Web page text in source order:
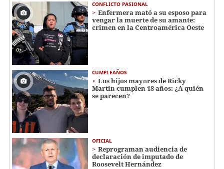
CONFLICTO PASIONAL
Enfermera mató a su esposo para
vengar la muerte de su amante:
crimen en la Centroamérica Oeste
CUMPLEAÑOS
Los hijos mayores de Ricky
Martin cumplen 18 años: ¿A quién
se parecen?
OFICIAL
Reprograman audiencia de
declaración de imputado de
Roosevelt Hernández